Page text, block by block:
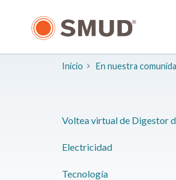
contenido
Inicio En nuestra
Voltea virtual de Digestor
Electricidad
Tecnología